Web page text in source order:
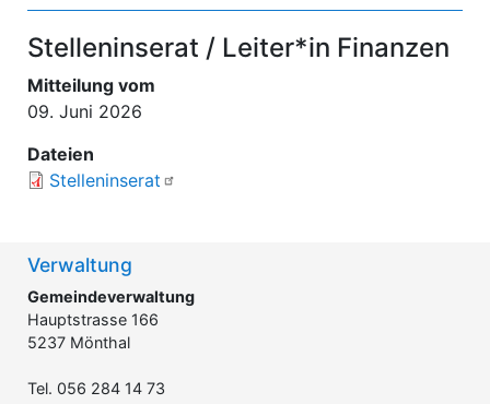
Stelleninserat / Leiter*in Finanzen
Mitteilung vom
09. Juni 2026
Dateien
Stelleninserat
Verwaltung
Gemeindeverwaltung
Hauptstrasse 166
5237 Mönthal
Tel. 056 284 14 73